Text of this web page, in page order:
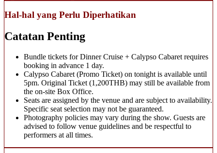
Hal-hal yang Perlu Diperhatikan
Catatan Penting
Bundle tickets for Dinner Cruise + Calypso Cabaret requires
booking in advance 1 day.
Calypso Cabaret (Promo Ticket) on tonight is available until
5pm. Original Ticket (1,200THB) may still be available from
the on-site Box Office.
Seats are assigned by the venue and are subject to availability.
Specific seat selection may not be guaranteed.
Photography policies may vary during the show. Guests are
advised to follow venue guidelines and be respectful to
performers at all times.